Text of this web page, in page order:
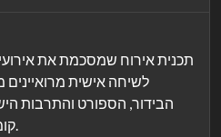
תכנית אירוח שמסכמת את
לשיחה אישית מרואיינים
הבידור, הספורט והתרבות
קומיות וסאטיריות. כ' עב' (שח).